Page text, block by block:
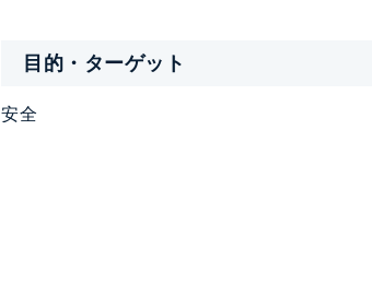
目的・ターゲット
安全